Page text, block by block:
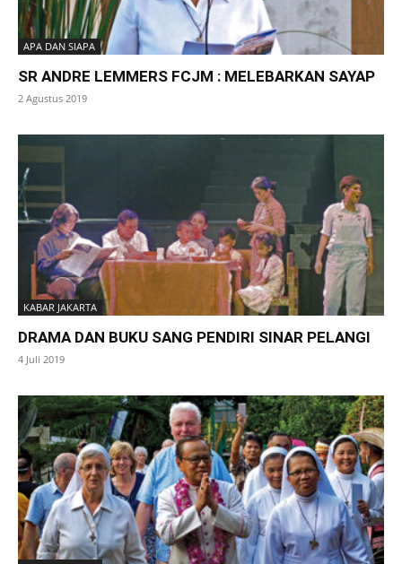
APA DAN SIAPA
SR ANDRE LEMMERS FCJM : MELEBARKAN SAYAP
2 Agustus 2019
KABAR JAKARTA
DRAMA DAN BUKU SANG PENDIRI SINAR PELANGI
4 Juli 2019